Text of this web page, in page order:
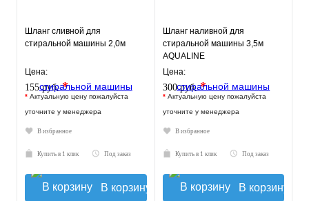
Шланг сливной для
стиральной машины 2,0м
Цена:
155 руб.*
* Актуальную цену пожалуйста
уточните у менеджера
В избранное
Купить в 1 клик Под заказ
В корзину
Шланг наливной для
стиральной машины 3,5м
AQUALINE
Цена:
300 руб.*
* Актуальную цену пожалуйста
уточните у менеджера
В избранное
Купить в 1 клик Под заказ
В корзину